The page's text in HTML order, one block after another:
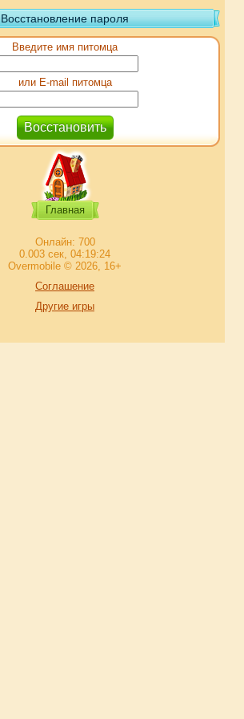
Восстановление пароля
Введите имя питомца
или E-mail питомца
Главная
Онлайн: 700
0.003 сек, 04:19:24
Overmobile © 2026, 16+
Соглашение
Другие игры